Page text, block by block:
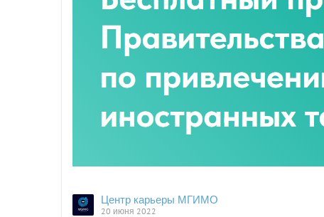
Центр карьеры МГИМО
20 июня 2022